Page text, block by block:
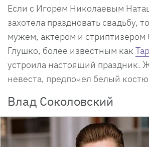
Если с Игорем Николаевым
захотела праздновать свадьбу,
мужем, актером и стриптизером
Глушко, более известным как
устроила настоящий праздник.
невеста, предпочел белый
Влад Соколовский